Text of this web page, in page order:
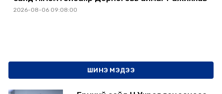
2026-08-06 09:08:00
ШИНЭ МЭДЭЭ